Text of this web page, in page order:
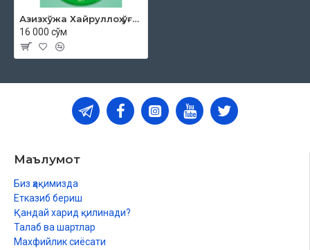
Азизхўжа Хайруллоҳ ўғли - «Жума мавъизалари» 36-диск (МР3)
16 000 сўм
Маълумот
Биз ҳақимизда
Етказиб бериш
Қандай харид қилинади?
Талаб ва шартлар
Махфийлик сиёсати